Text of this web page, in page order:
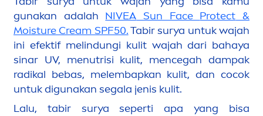
gunakan adalah NIVEA Sun Face Protect &
Moisture Cream SPF50.Tabir surya untuk wajah
ini efektif melindungi kulit wajah dari bahaya
sinar UV, menutrisi kulit, mencegah dampak
radikal bebas, melembapkan kulit, dan cocok
untuk digunakan segala jenis kulit.
Lalu, tabir surya seperti apa yang bisa